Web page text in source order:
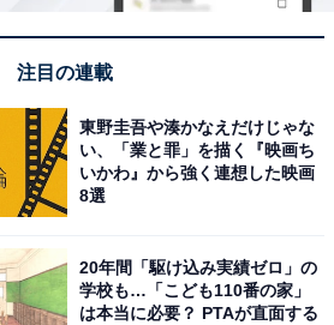
注目の連載
東野圭吾や湊かなえだけじゃな
い、「業と罪」を描く『映画ち
いかわ』から強く連想した映画
8選
20年間「駆け込み実績ゼロ」の
学校も…「こども110番の家」
は本当に必要？ PTAが直面する